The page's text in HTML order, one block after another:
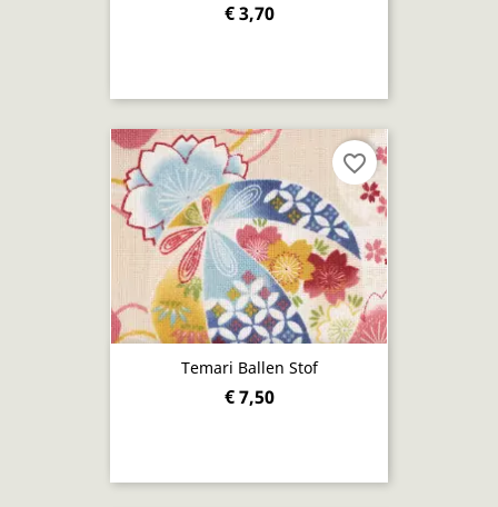
€ 3,70
Temari Ballen Stof
€ 7,50
favorite_border